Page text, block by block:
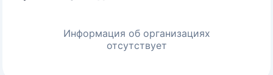
Информация об организациях
отсутствует